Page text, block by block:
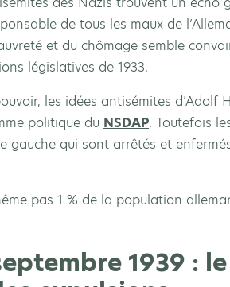
de tous les maux de
et du chômage semble
législatives de 1933.
les idées antisémites
politique du NSDAP. Toutefois
gauche qui sont arrêtés et
pas 1 % de la population
1939 :